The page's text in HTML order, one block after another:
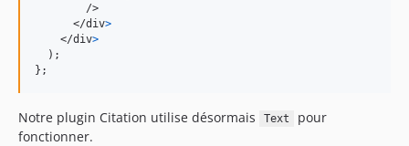
/>
</div>
</div>
) ;
} ;
Notre plugin Citation utilise désormais Text
pour
fonctionner.